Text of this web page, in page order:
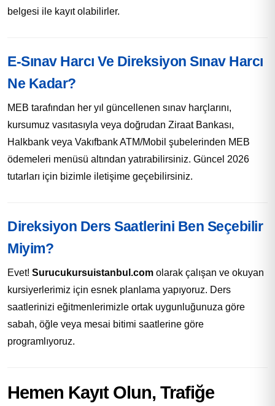
belgesi ile kayıt olabilirler.
E-Sınav Harcı Ve Direksiyon Sınav Harcı
Ne Kadar?
MEB tarafından her yıl güncellenen sınav harçlarını,
kursumuz vasıtasıyla veya doğrudan Ziraat Bankası,
Halkbank veya Vakıfbank ATM/Mobil şubelerinden MEB
ödemeleri menüsü altından yatırabilirsiniz. Güncel 2026
tutarları için bizimle iletişime geçebilirsiniz.
Direksiyon Ders Saatlerini Ben Seçebilir
Miyim?
Evet! Surucukursuistanbul.com olarak çalışan ve okuyan
kursiyerlerimiz için esnek planlama yapıyoruz. Ders
saatlerinizi eğitmenlerimizle ortak uygunluğunuza göre
sabah, öğle veya mesai bitimi saatlerine göre
programlıyoruz.
Hemen Kayıt Olun, Trafiğe